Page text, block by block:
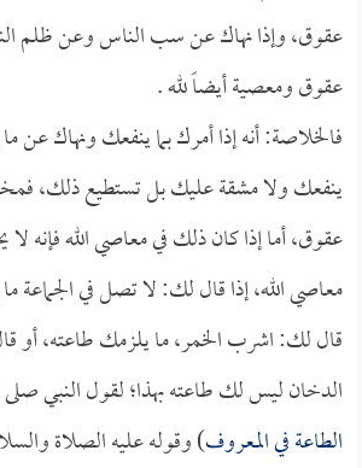
عقوق، وإذا نهاك عن سب الناس وعن ظلم
عقوق ومعصية أيضاً لله .
فالخلاصة: أنه إذا أمرك بما ينفعك ونهاك عن
ينفعك ولا مشقة عليك بل تستطيع ذلك،
عقوق، أما إذا كان ذلك في معاصي الله فإنه
معاصي الله، إذا قال لك: لا تصل في الجماعة
قال لك: اشرب الخمر، ما يلزمك طاعته، أو
الدخان ليس لك طاعته بهذا؛ لقول النبي
الطاعة في المعروف) وقوله عليه الصلاة